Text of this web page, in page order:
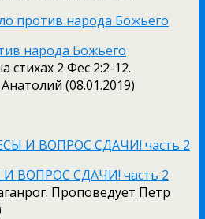
народа Божьего
стихах 2 Фес 2:2-12.
(08.01.2019)
ВОПРОС СДАЧИ! часть 2
Проповедует Петр